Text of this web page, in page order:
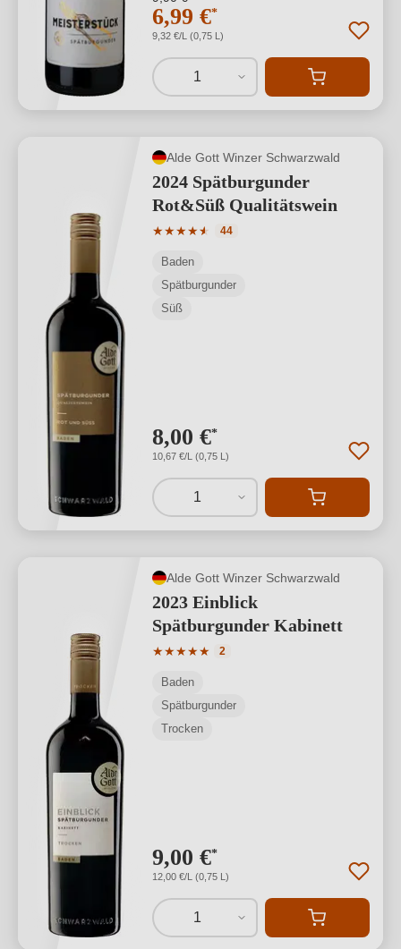
6,99 €*
9,32 €/L (0,75 L)
1
Alde Gott Winzer Schwarzwald
2024 Spätburgunder
Rot&Süß Qualitätswein
★★★★★
★
Durchschnittliche Bewertung von 4.89
44
Baden
Spätburgunder
Süß
8,00 €*
10,67 €/L (0,75 L)
1
Alde Gott Winzer Schwarzwald
2023 Einblick
Spätburgunder Kabinett
★★★★★
Durchschnittliche Bewertung von 5
2
Baden
Spätburgunder
Trocken
9,00 €*
12,00 €/L (0,75 L)
1